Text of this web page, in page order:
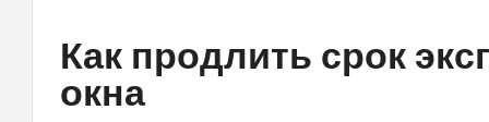
Как продлить срок
окна